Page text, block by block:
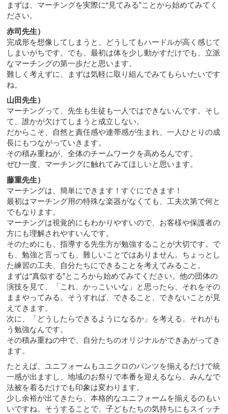
まずは、マーチングを実際に“見てみる”ことから始めてみてく
ださい。
赤司先生）
完成形を想像してしまうと、どうしてもハードルが高く感じて
しまいがちです。でも、最初は体を少し動かすだけでも、立派
なマーチングの第一歩だと思います。
難しく考えずに、まずは気軽に取り組んでみてもらいたいです
ね。
山田先生）
マーチングって、先生も生徒も一人ではできないんです。そし
て、誰かが欠けてしまうと成立しない。
だからこそ、自然と責任感や連帯感が生まれ、一人ひとりの成
長にもつながっていきます。
その積み重ねが、全体のチームワークを高めるんです。
ぜひ一度、マーチングに触れてみてほしいと思います。
藤重先生）
マーチングは、簡単にできます！すぐにできます！
最初はマーチング用の特殊な楽器がなくても、工夫次第で何と
でもなります。
マーチングは視覚的にもわかりやすいので、お客様や保護者の
方にも理解されやすいんです。
そのためにも、指導する先生方が勉強することが大切です。で
も、勉強と言っても、難しいことではありません。ちょっとし
た練習の工夫、自分たちにできることを考えてみること。
まずは“真似する”ところから始めてみてください。他の団体の
演技を見て、「これ、かっこいいな」と思ったら、それをその
ままやってみる。そうすれば、できること、できないことが見
えてきます。
次に、「どうしたらできるようになるか」を考える。それがも
う勉強なんです。
その積み重ねの中で、自分たちのオリジナルができあがってき
ます。
たとえば、ユニフォームもユニクロのパンツを揃えるだけで統
一感が出ますし、地域のお祭りで本番を迎えるなら、みんなで
法被を着るだけでも印象は変わります。
少し余裕が出てきたら、本格的なユニフォームを揃えるのもい
いですね。そうすることで、子どもたちの気持ちにもスイッチ